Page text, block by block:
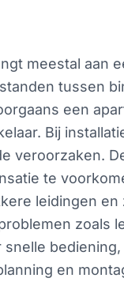
meestal aan
tussen
een
Bij
veroorzaken.
te
leidingen
zoals
en